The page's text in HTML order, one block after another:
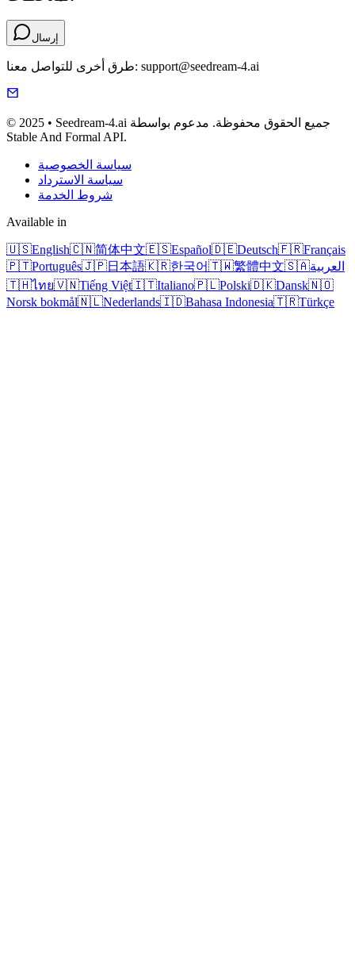
إرسال
طرق أخرى للتواصل معنا: support@seedream-4.ai
© 2025 • Seedream-4.ai جميع الحقوق محفوظة. مدعوم بواسطة
Stable And Formal API.
سياسة الخصوصية
سياسة الاسترداد
شروط الخدمة
Available in
🇺🇸English🇨🇳简体中文🇪🇸Español🇩🇪Deutsch🇫🇷Français
🇵🇹Português🇯🇵日本語🇰🇷한국어🇹🇼繁體中文🇸🇦العربية
🇹🇭ไทย🇻🇳Tiếng Việt🇮🇹Italiano🇵🇱Polski🇩🇰Dansk🇳🇴
Norsk bokmål🇳🇱Nederlands🇮🇩Bahasa Indonesia🇹🇷Türkçe